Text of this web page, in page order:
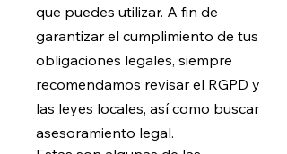
que puedes utilizar. A fin de
garantizar el cumplimiento de tus
obligaciones legales, siempre
recomendamos revisar el RGPD y
las leyes locales, así como buscar
asesoramiento legal.